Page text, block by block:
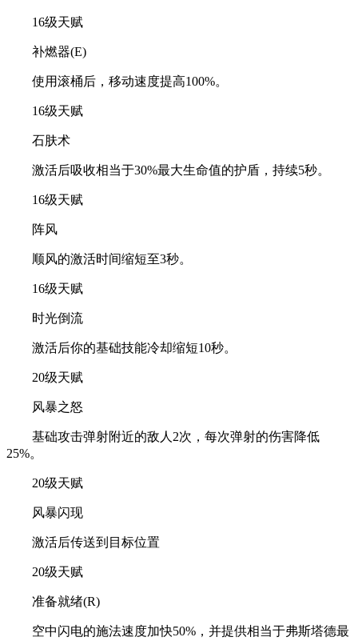
16级天赋
补燃器(E)
使用滚桶后，移动速度提高100%。
16级天赋
石肤术
激活后吸收相当于30%最大生命值的护盾，持续5秒。
16级天赋
阵风
顺风的激活时间缩短至3秒。
16级天赋
时光倒流
激活后你的基础技能冷却缩短10秒。
20级天赋
风暴之怒
基础攻击弹射附近的敌人2次，每次弹射的伤害降低
25%。
20级天赋
风暴闪现
激活后传送到目标位置
20级天赋
准备就绪(R)
空中闪电的施法速度加快50%，并提供相当于弗斯塔德最